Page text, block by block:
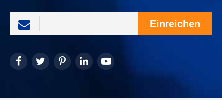
Einreichen